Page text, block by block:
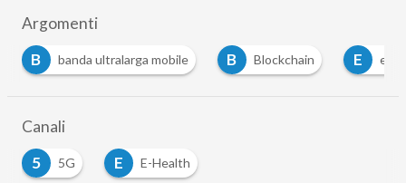
Argomenti
B
Blockchain E e-health S
sanità digitale
Canali
5
5G E E-Health